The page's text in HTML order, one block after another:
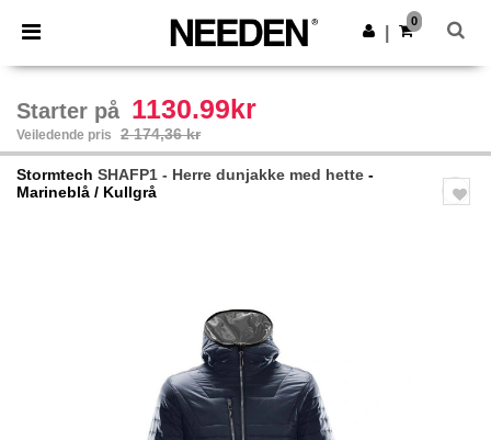
× Needen-app
Bedre priser i appen!
Last ned app
0
Starter på 1130.99kr
Veiledende pris 2 174,36 kr
Stormtech SHAFP1 - Herre dunjakke med hette -
Marineblå / Kullgrå